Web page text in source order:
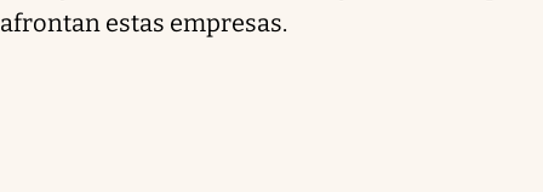
afrontan estas empresas.